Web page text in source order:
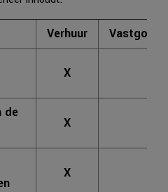
Verhuur
Vastgoed
X
de
X
X